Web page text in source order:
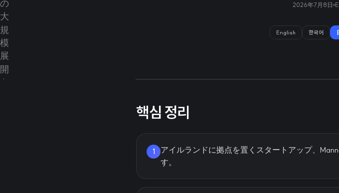
2026年7月8日
English 한국어
핵심 정리
1
アイルランドに拠点を置くスタートアップ、
す。